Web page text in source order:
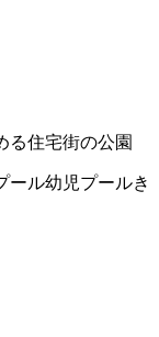
る住宅街の公園
ール幼児プールき